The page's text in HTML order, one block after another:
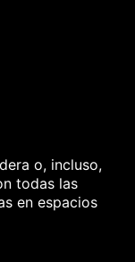
o, incluso,
todas las
en espacios